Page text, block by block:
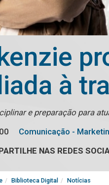
à
e preparação para
Comunicação -
NAS REDES
Biblioteca Digital
Notícias